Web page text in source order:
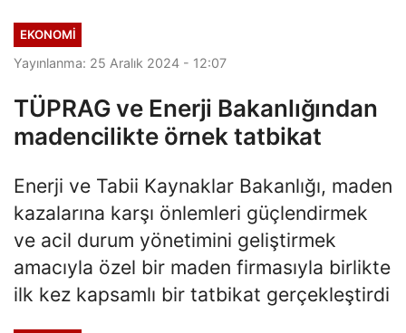
EKONOMI
Yayınlanma: 25 Aralık 2024 - 12:07
TÜPRAG ve Enerji Bakanlığından
madencilikte örnek tatbikat
Enerji ve Tabii Kaynaklar Bakanlığı, maden
kazalarına karşı önlemleri güçlendirmek
ve acil durum yönetimini geliştirmek
amacıyla özel bir maden firmasıyla birlikte
ilk kez kapsamlı bir tatbikat gerçekleştirdi